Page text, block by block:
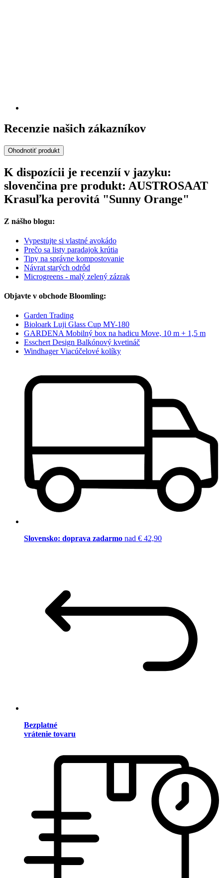
Recenzie našich zákazníkov
Ohodnotiť produkt
K dispozícii je recenzií v jazyku:
slovenčina pre produkt: AUSTROSAAT
Krasuľka perovitá "Sunny Orange"
Z nášho blogu:
Vypestujte si vlastné avokádo
Prečo sa listy paradajok krútia
Tipy na správne kompostovanie
Návrat starých odrôd
Microgreens - malý zelený zázrak
Objavte v obchode Bloomling:
Garden Trading
Bioloark Luji Glass Cup MY-180
GARDENA Mobilný box na hadicu Move, 10 m + 1,5 m
Esschert Design Balkónový kvetináč
Windhager Viacúčelové kolíky
Slovensko: doprava zadarmo nad € 42,90
Bezplatné
vrátenie tovaru